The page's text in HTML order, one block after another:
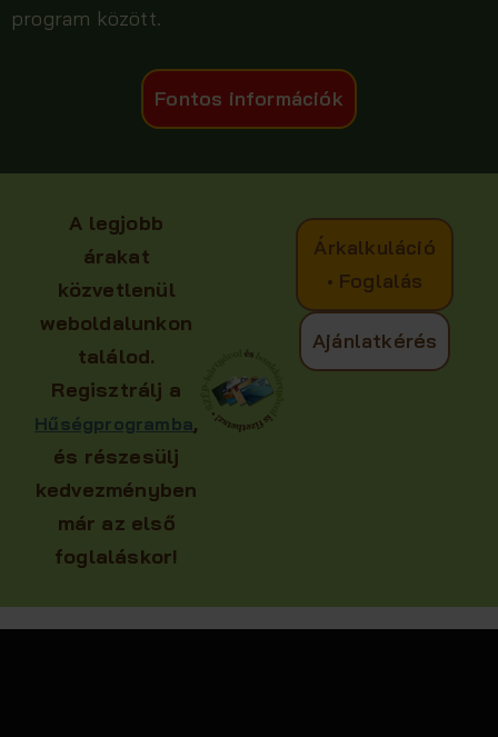
program között.
Fontos információk
A legjobb
árakat
közvetlenül
weboldalunkon
találod.
Regisztrálj a
Hűségprogramba,
és részesülj
kedvezményben
már az első
foglaláskor!
Árkalkuláció
• Foglalás
Ajánlatkérés